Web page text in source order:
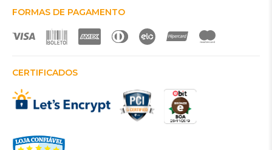
FORMAS DE PAGAMENTO
CERTIFICADOS